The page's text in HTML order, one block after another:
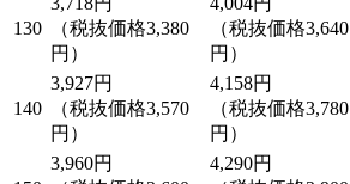
130
（税抜価格3,380
円）
（税抜価格3,640
円）
140
3,927円
（税抜価格3,570
円）
4,158円
（税抜価格3,780
円）
3,960円
4,290円